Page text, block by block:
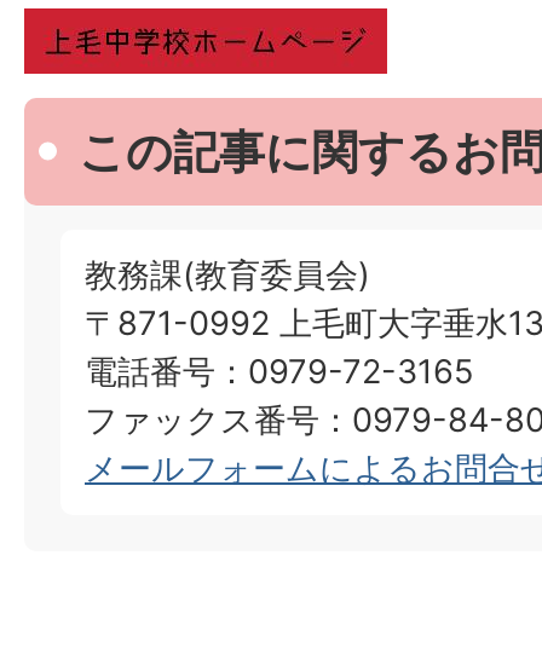
この記事に関するお
教務課(教育委員会)
〒871-0992 上毛町大字垂水
電話番号：0979-72-3165
ファックス番号：0979-84-
メールフォームによるお問合